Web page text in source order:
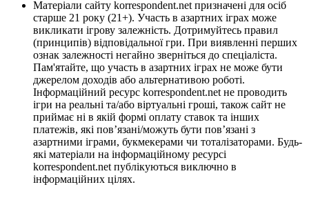
Матеріали сайту korrespondent.net призначені для осіб
старше 21 року (21+). Участь в азартних іграх може
викликати ігрову залежність. Дотримуйтесь правил
(принципів) відповідальної гри. При виявленні перших
ознак залежності негайно зверніться до спеціаліста.
Пам'ятайте, що участь в азартних іграх не може бути
джерелом доходів або альтернативою роботі.
Інформаційний ресурс korrespondent.net не проводить
ігри на реальні та/або віртуальні гроші, також сайт не
приймає ні в якій формі оплату ставок та інших
платежів, які пов’язані/можуть бути пов’язані з
азартними іграми, букмекерами чи тоталізаторами. Будь-
які матеріали на інформаційному ресурсі
korrespondent.net публікуються виключно в
інформаційних цілях.